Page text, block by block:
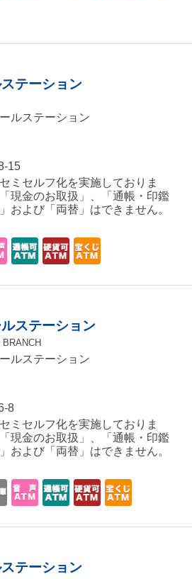
テーション
ルステーション
15
ミセルフ化を実施しておりま
現金のお取扱」、「通帳・印鑑
および「両替」はできません。
ステーション
ルステーション
8
ミセルフ化を実施しておりま
現金のお取扱」、「通帳・印鑑
および「両替」はできません。
テーション